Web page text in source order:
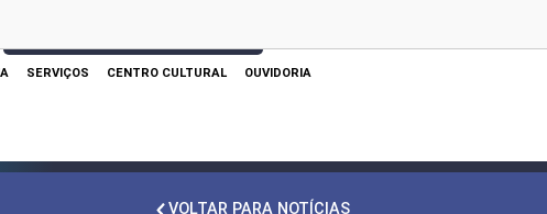
SERVIÇOS CENTRO CULTURAL OUVIDORIA
VOLTAR PARA NOTÍCIAS